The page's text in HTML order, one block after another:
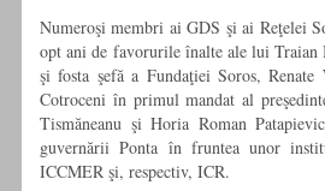
Numeroşi membri ai GDS şi ai Reţelei
opt ani de favorurile înalte ale lui Traian
şi fosta şefă a Fundaţiei Soros,
Cotroceni în primul mandat al
Tismăneanu şi Horia Roman
guvernării Ponta în fruntea unor
ICCMER şi, respectiv, ICR.